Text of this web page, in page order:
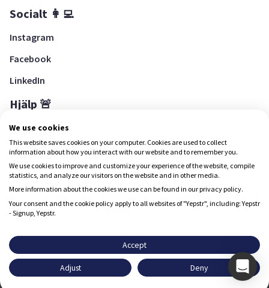
Socialt 👩‍💻
Instagram
Facebook
LinkedIn
Hjälp 🚨
Hjälpcenter
Ladda ned Yepstr
Ladda ned Yepstr
Yepstr AB • Org. 556997-9817 • Skeppsbron 28, 111 30
Stockholm
upplevelse.
We use cookies
This website saves cookies on your computer. Cookies are used to collect
information about how you interact with our website and to remember you.
We use cookies to improve and customize your experience of the website, compile
statistics, and analyze our visitors on the website and in other media.
More information about the cookies we use can be found in our privacy policy.
Your consent and the cookie policy apply to all websites of "Yepstr", including: Yepstr
- Signup, Yepstr.
Accept
Adjust Deny